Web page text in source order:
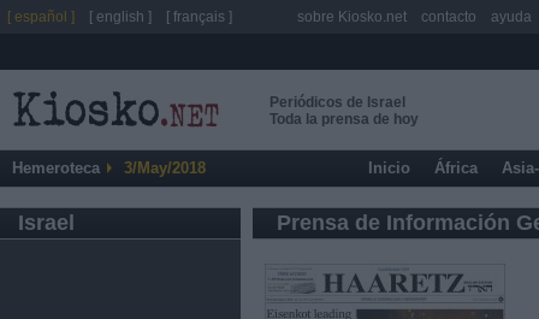
Periódicos de Israel
Toda la prensa de hoy
Hemeroteca 3/May/2018 Inicio África
Israel Prensa de Información
[ español ] [ english ] [ français ] sobre Kiosko.net contacto ayuda